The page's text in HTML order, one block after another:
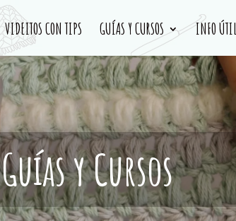
VIDEITOS CON TIPS GUÍAS Y CURSOS INFO ÚTIL
Guías y Cursos